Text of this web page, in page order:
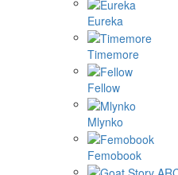
Eureka
Timemore
Fellow
Mlynko
Femobook